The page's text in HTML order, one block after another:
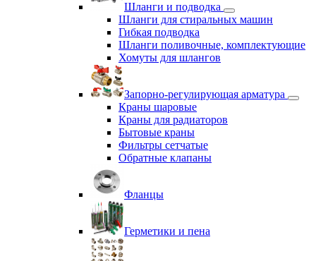
Шланги и подводка
Шланги для стиральных машин
Гибкая подводка
Шланги поливочные, комплектующие
Хомуты для шлангов
Запорно-регулирующая арматура
Краны шаровые
Краны для радиаторов
Бытовые краны
Фильтры сетчатые
Обратные клапаны
Фланцы
Герметики и пена